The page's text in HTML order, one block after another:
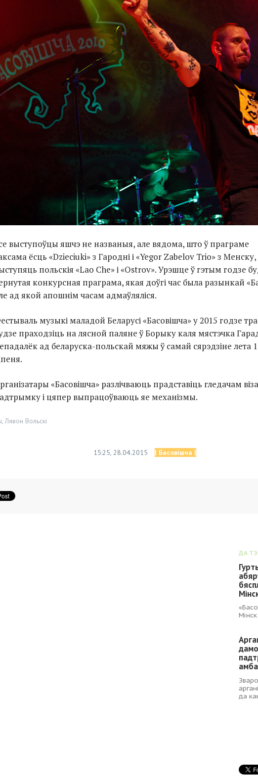
выступоўцы яшчэ не названыя, але вядома, што ў праграме
ёсць «Dzieciuki» з Гародні і «Yegor Zabelov Trio» з
польскія «Lao Che» і «Ostrov». Урэшце ў гэтым годзе
конкурсная праграма, якая доўгі час была разынкай
ад якой апошнім часам адмаўляліся.
музыкі маладой Беларусі «Басовішча» у 2015 годзе
праходзіць на лясной паляне ў Борыку каля мястэчка
ад беларуска-польскай мяжы ў самай сярэдзіне лета
«Басовішча» разлічваюць прадставіць гледачам
і цяпер выпрацоўваюць яе механізмы.
Лявон Вольскі
15:25, 28.04.2015 | Басовішча |
ДА
Мінск
да